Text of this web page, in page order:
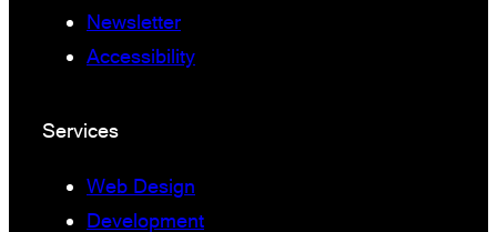
Newsletter
Accessibility
Services
Web Design
Development